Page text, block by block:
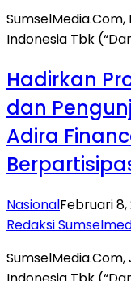
Indonesia Tbk
Hadirkan
dan
Adira
NasionalFebruari 8,
Redaksi